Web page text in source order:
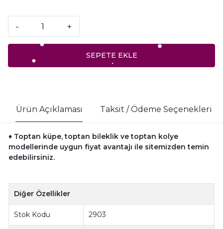
- +
SEPETE EKLE
Ürün Açıklaması Taksit / Ödeme Seçenekleri
♦ Toptan küpe, toptan bileklik ve toptan kolye
modellerinde uygun fiyat avantajı ile sitemizden temin
edebilirsiniz.
Diğer Özellikler
Stok Kodu 2903